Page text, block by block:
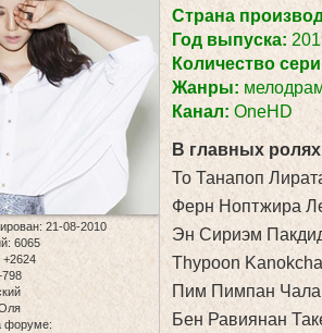
: 21-08-2010
6065
+2624
форуме:
Страна
Год выпуска:
Количество
Жанры:
Канал: OneHD
В главных
То Танапоп
Ферн Ноптжира
Эн Сириэм
Thypoon
Пим Пимпан
Бен Равиянан